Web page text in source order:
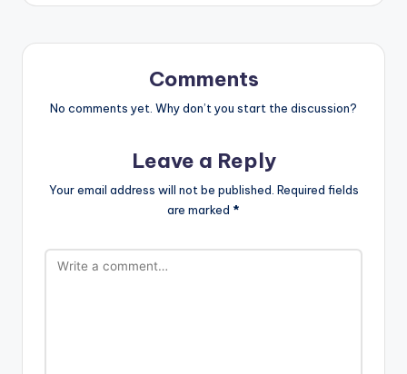
Comments
No comments yet. Why don’t you start the discussion?
Leave a Reply
Your email address will not be published. Required fields
are marked *